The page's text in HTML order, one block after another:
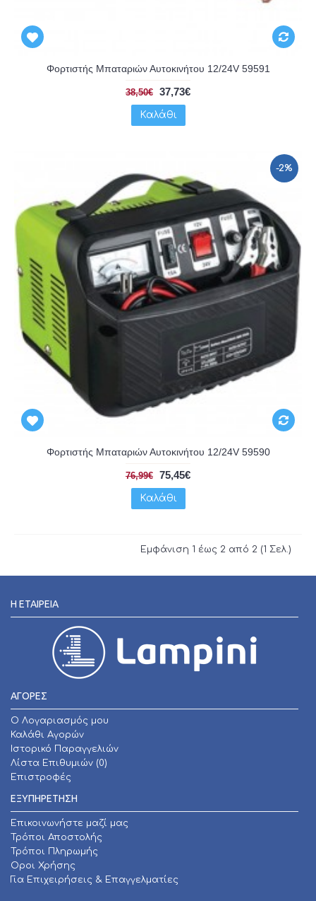
Φορτιστής Μπαταριών Αυτοκινήτου 12/24V 59591
38,50€ 37,73€
Καλάθι
-2%
Φορτιστής Μπαταριών Αυτοκινήτου 12/24V 59590
76,99€ 75,45€
Καλάθι
Εμφάνιση 1 έως 2 από 2 (1 Σελ.)
Η ΕΤΑΙΡΕΊΑ
ΑΓΟΡΕΣ
O Λογαριασμός μου
Καλάθι Αγορών
Ιστορικό Παραγγελιών
Λίστα Επιθυμιών (0)
Επιστροφές
ΕΞΥΠΗΡΕΤΗΣΗ
Επικοινωνήστε μαζί μας
Τρόποι Αποστολής
Τρόποι Πληρωμής
Οροι Χρήσης
Για Επιχειρήσεις & Επαγγελματίες